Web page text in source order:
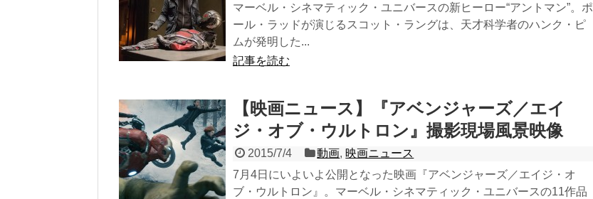
マーベル・シネマティック・ユニバースの新ヒーロー“アントマン”。ポ
ール・ラッドが演じるスコット・ラングは、天才科学者のハンク・ピ
ムが発明した...
記事を読む
【映画ニュース】『アベンジャーズ／エイ
ジ・オブ・ウルトロン』撮影現場風景映像
2015/7/4 動画, 映画ニュース
7月4日にいよいよ公開となった映画『アベンジャーズ／エイジ・オ
ブ・ウルトロン』。マーベル・シネマティック・ユニバースの11作品